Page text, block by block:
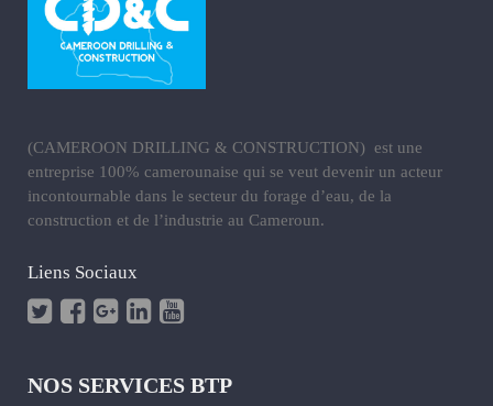
(CAMEROON DRILLING & CONSTRUCTION) est une
entreprise 100% camerounaise qui se veut devenir un acteur
incontournable dans le secteur du forage d’eau, de la
construction et de l’industrie au Cameroun.
Liens Sociaux
NOS SERVICES BTP